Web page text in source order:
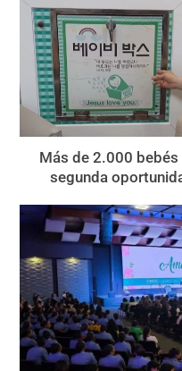
Más de 2.000
segunda